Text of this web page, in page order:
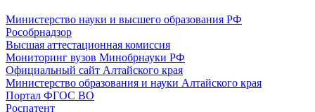
Министерство науки и высшего образования РФ
Рособрнадзор
Высшая аттестационная комиссия
Мониторинг вузов Минобрнауки РФ
Официальный сайт Алтайского края
Министерство образования и науки Алтайского края
Портал ФГОС ВО
Роспатент